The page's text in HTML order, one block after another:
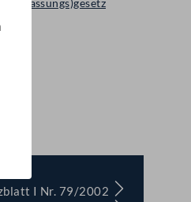
I Nr. 79/2002